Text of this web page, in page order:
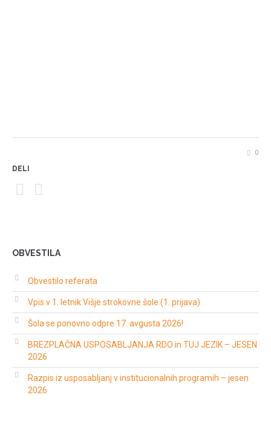
0
DELI
OBVESTILA
Obvestilo referata
Vpis v 1. letnik Višje strokovne šole (1. prijava)
Šola se ponovno odpre 17. avgusta 2026!
BREZPLAČNA USPOSABLJANJA RDO in TUJ JEZIK – JESEN
2026
Razpis iz usposabljanj v institucionalnih programih – jesen
2026